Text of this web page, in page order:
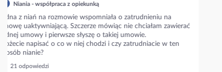
Niania - współpraca z opiekunką
Napiszcie prosze jakie są aktualne stawki w waszym mieście???
Niania zaproponowała 35 zł/h i zastanawiam się czy to
standardowa stawka??
Ile wy płacicie?